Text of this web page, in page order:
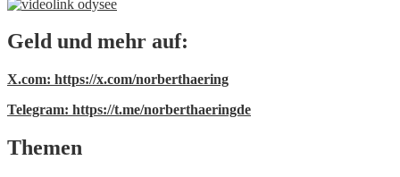
Geld und mehr auf:
X.com: https://x.com/norberthaering
Telegram: https://t.me/norberthaeringde
Themen